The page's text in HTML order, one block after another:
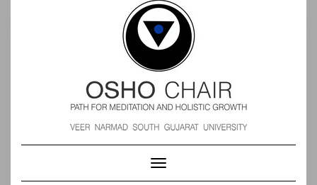
Toggle
Navigation